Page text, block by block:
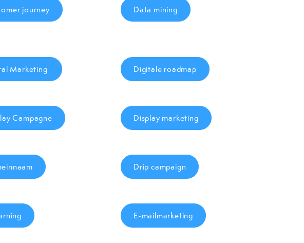
journey Data mining
Marketing Digitale roadmap
Campagne Display marketing
Drip campaign
E-mailmarketing